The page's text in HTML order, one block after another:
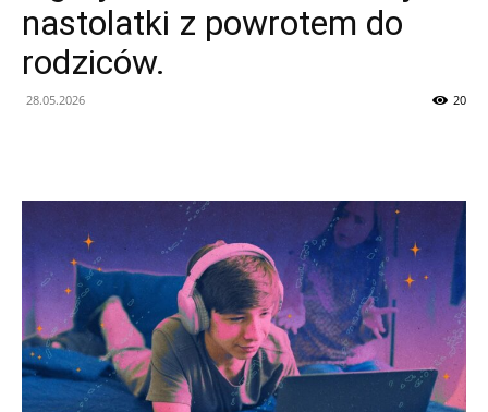
Nowości
Sztucznej
nastolatki z powrotem do
rodziców.
28.05.2026 20